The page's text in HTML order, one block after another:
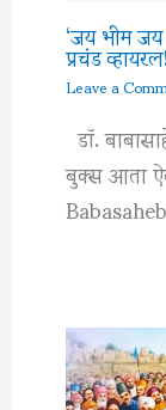
‘जय भीम
प्रचंड
Leave a
डॉ.
बुक्स आता